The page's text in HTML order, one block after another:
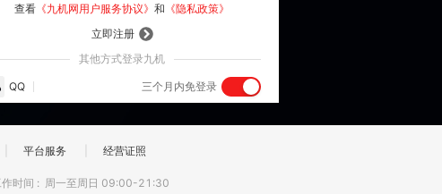
立即注册
其他方式登录九机
QQ 三个月内免登录
查看 《九机网用户服务协议》 和 《隐私政策》
平台服务 经营证照
时间 : 周一至周日 09:00-21:30